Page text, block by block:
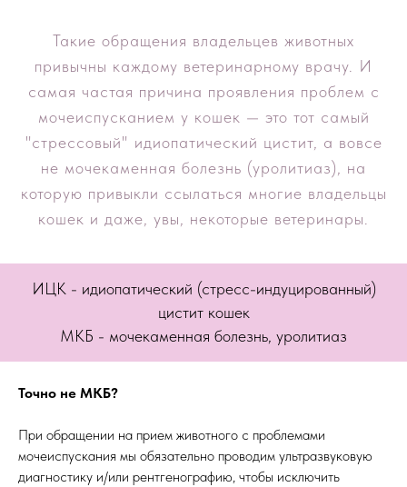
Такие обращения владельцев животных
привычны каждому ветеринарному врачу. И
самая частая причина проявления проблем с
мочеиспусканием у кошек — это тот самый
"стрессовый" идиопатический цистит, а вовсе
не мочекаменная болезнь (уролитиаз), на
которую привыкли ссылаться многие владельцы
кошек и даже, увы, некоторые ветеринары.
ИЦК - идиопатический (стресс-индуцированный)
цистит кошек
МКБ - мочекаменная болезнь, уролитиаз
Точно не МКБ?
При обращении на прием животного с проблемами
мочеиспускания мы обязательно проводим ультразвуковую
диагностику и/или рентгенографию, чтобы исключить